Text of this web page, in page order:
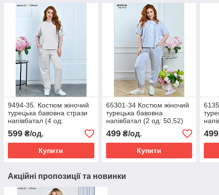
9494-35. Костюм жіночий
турецька бавовна стрази
напівбатал (4 од:
48,50,52,54)
599 ₴/од.
Купити
65301-34 Костюм жіночий
турецька бавовна
напівбатал (2 од: 50,52)
499₴/од.
Купити
499
Акційні пропозиції та новинки